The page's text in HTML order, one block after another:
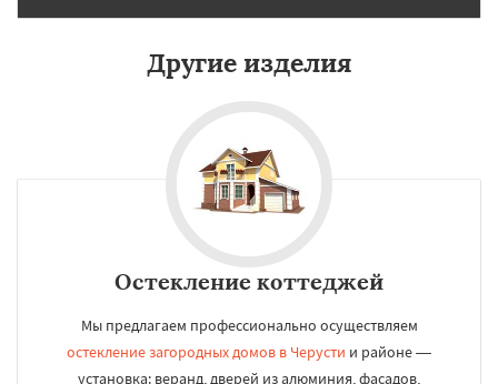
Другие изделия
Остекление коттеджей
Мы предлагаем профессионально осуществляем
остекление загородных домов в Черусти и районе —
установка: веранд, дверей из алюминия, фасадов,